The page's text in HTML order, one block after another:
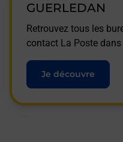
GUERLEDAN
Retrouvez tous les
contact La Poste
Je découvre